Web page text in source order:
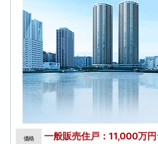
価格
一般販売住戸：11,000万